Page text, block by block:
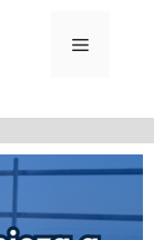
MENÚ